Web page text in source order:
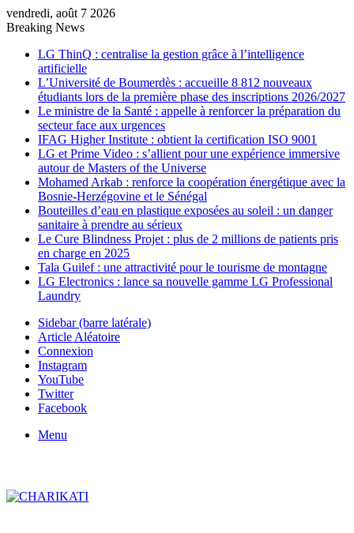
vendredi, août 7 2026
Breaking News
LG ThinQ : centralise la gestion grâce à l’intelligence
artificielle
L’Université de Boumerdès : accueille 8 812 nouveaux
étudiants lors de la première phase des inscriptions 2026/2027
Le ministre de la Santé : appelle à renforcer la préparation du
secteur face aux urgences
IFAG Higher Institute : obtient la certification ISO 9001
LG et Prime Video : s’allient pour une expérience immersive
autour de Masters of the Universe
Mohamed Arkab : renforce la coopération énergétique avec la
Bosnie-Herzégovine et le Sénégal
Bouteilles d’eau en plastique exposées au soleil : un danger
sanitaire à prendre au sérieux
Le Cure Blindness Projet : plus de 2 millions de patients pris
en charge en 2025
Tala Guilef : une attractivité pour le tourisme de montagne
LG Electronics : lance sa nouvelle gamme LG Professional
Laundry
Sidebar (barre latérale)
Article Aléatoire
Connexion
Instagram
YouTube
Twitter
Facebook
Menu